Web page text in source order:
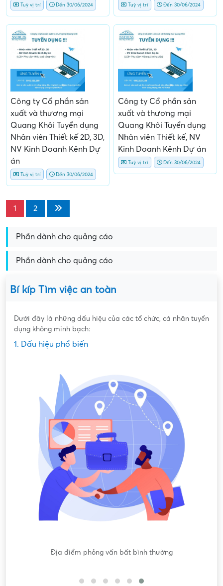
Tuỳ vị trí Đến 30/06/2024 Tuỳ vị trí Đến 30/06/2024
Công ty Cổ phần sản
xuất và thương mại
Quang Khôi Tuyển dụng
Nhân viên Thiết kế 2D, 3D,
NV Kinh Doanh Kênh Dự
án
Tuỳ vị trí Đến 30/06/2024
Công ty Cổ phần sản
xuất và thương mại
Quang Khôi Tuyển dụng
Nhân viên Thiết kế, NV
Kinh Doanh Kênh Dự án
Tuỳ vị trí Đến 30/06/2024
1 2
Phần dành cho quảng cáo
Phần dành cho quảng cáo
Bí kíp Tìm việc an toàn
Dưới đây là những dấu hiệu của các tổ chức, cá nhân tuyển
dụng không minh bạch:
1. Dấu hiệu phổ biến
Nội dung mô tả công việc sơ sài, không đồng nhất với công